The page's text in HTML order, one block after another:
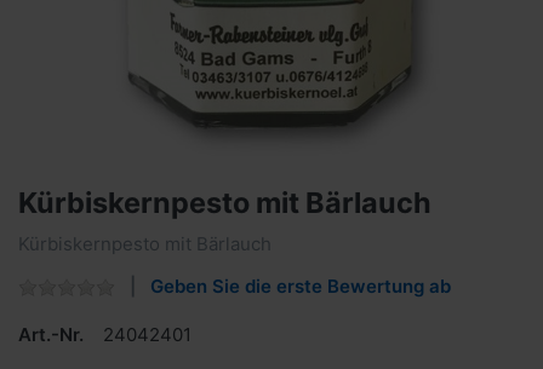
Kürbiskernpesto mit Bärlauch
Kürbiskernpesto mit Bärlauch
Geben Sie die erste Bewertung ab
Art.-Nr. 24042401